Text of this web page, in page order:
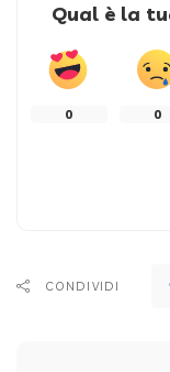
Qual è la
0 0
CONDIVIDI